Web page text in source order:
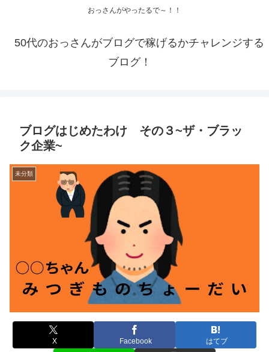
おっさんがやったるで～！！
50代のおっさんがブログで稼げるかチャレンジする
ブログ！
ブログはじめたわけ その３~ザ・ブラッ
ク企業~
未分類
X Facebook はてブ